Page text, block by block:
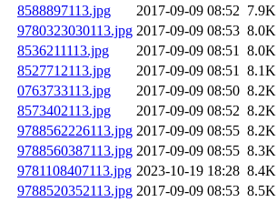
8588897113.jpg
2017-09-09 08:52 7.9K
9780323030113.jpg 2017-09-09 08:53 8.0K
8536211113.jpg
2017-09-09 08:51 8.0K
8527712113.jpg
2017-09-09 08:51 8.1K
0763733113.jpg
2017-09-09 08:50 8.2K
8573402113.jpg
2017-09-09 08:52 8.2K
9788562226113.jpg 2017-09-09 08:55 8.2K
9788560387113.jpg 2017-09-09 08:55 8.3K
9781108407113.jpg 2023-10-19 18:28 8.4K
9788520352113.jpg 2017-09-09 08:53 8.5K